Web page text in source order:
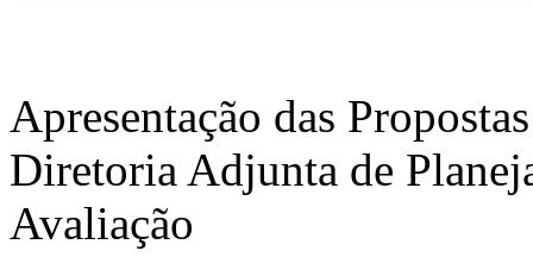
Apresentação das
Diretoria Adjunta de
Avaliação